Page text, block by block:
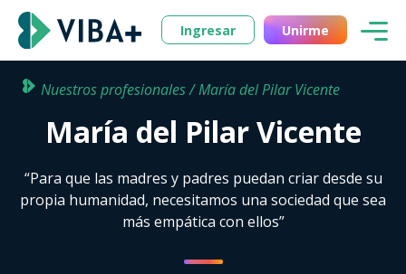
Ingresar Unirme
Nuestros profesionales / María del Pilar Vicente
María del Pilar Vicente
“Para que las madres y padres puedan criar desde su
propia humanidad, necesitamos una sociedad que sea
más empática con ellos”